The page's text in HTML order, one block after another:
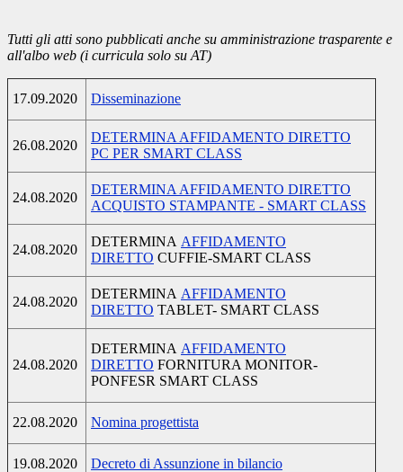
Tutti gli atti sono pubblicati anche su amministrazione trasparente e
all'albo web (i curricula solo su AT)
17.09.2020 Disseminazione
26.08.2020
DETERMINA AFFIDAMENTO DIRETTO
PC PER SMART CLASS
24.08.2020
DETERMINA AFFIDAMENTO DIRETTO
ACQUISTO STAMPANTE - SMART CLASS
24.08.2020
DETERMINA AFFIDAMENTO
DIRETTO CUFFIE-SMART CLASS
24.08.2020
DETERMINA AFFIDAMENTO
DIRETTO TABLET- SMART CLASS
24.08.2020
DETERMINA AFFIDAMENTO
DIRETTO FORNITURA MONITOR-
PONFESR SMART CLASS
22.08.2020 Nomina progettista
19.08.2020 Decreto di Assunzione in bilancio